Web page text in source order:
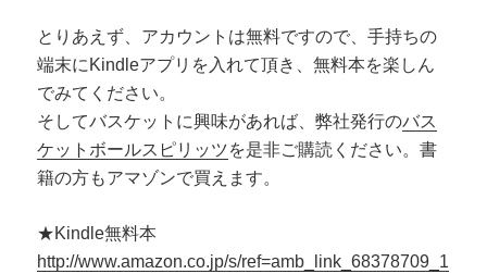
とりあえず、アカウントは無料ですので、手持ちの
端末にKindleアプリを入れて頂き、無料本を楽しん
でみてください。
そしてバスケットに興味があれば、弊社発行のバス
ケットボールスピリッツを是非ご購読ください。書
籍の方もアマゾンで買えます。
★Kindle無料本
http://www.amazon.co.jp/s/ref=amb_link_68378709_1